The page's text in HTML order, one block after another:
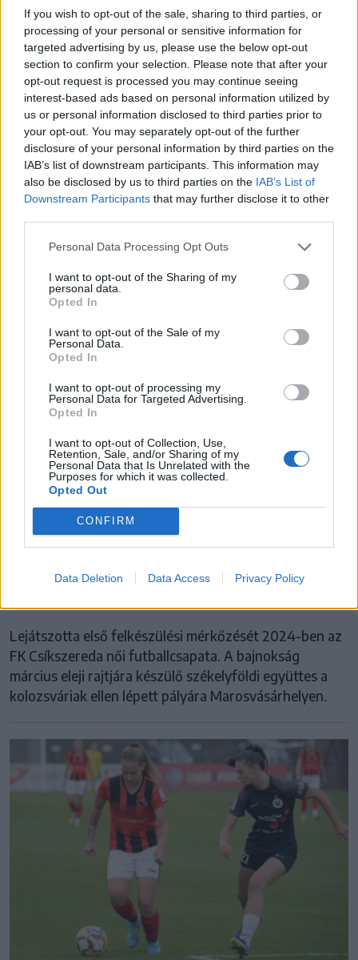
If you wish to opt-out of the sale, sharing to third parties, or
processing of your personal or sensitive information for
targeted advertising by us, please use the below opt-out
section to confirm your selection. Please note that after your
opt-out request is processed you may continue seeing
interest-based ads based on personal information utilized by
us or personal information disclosed to third parties prior to
your opt-out. You may separately opt-out of the further
disclosure of your personal information by third parties on the
IAB’s list of downstream participants. This information may
also be disclosed by us to third parties on the IAB’s List of
Downstream Participants that may further disclose it to other
Personal Data Processing Opt Outs
I want to opt-out of the Sharing of my
personal data.
Opted In
I want to opt-out of the Sale of my
Personal Data.
Opted In
I want to opt-out of processing my
Personal Data for Targeted Advertising.
Opted In
I want to opt-out of Collection, Use,
Retention, Sale, and/or Sharing of my
Personal Data that Is Unrelated with the
Purposes for which it was collected.
Opted Out
CONFIRM
Data Deletion Data Access Privacy Policy
FK CSÍKSZEREDA
Az FK Csíkszereda lányai nem tudták
bevenni a címvédő kapuját
Mezőnyjátékban egyenlő ellenfele volt az FK
Csíkszereda a címvédő Kolozsvárnak szombat délután
a női labdarúgó élvonalbeli bajnokság rájátszásában, a
helyzeteit jobban kihasználó vendégek három ponttal
távoztak Székelyföldről.
FK CSÍKSZEREDA
Legyőzte a címvédő kolozsváriakat
felkészülési meccsen az FK Csíkszereda
Lejátszotta első felkészülési mérkőzését 2024-ben az
FK Csíkszereda női futballcsapata. A bajnokság
március eleji rajtjára készülő székelyföldi együttes a
kolozsváriak ellen lépett pályára Marosvásárhelyen.